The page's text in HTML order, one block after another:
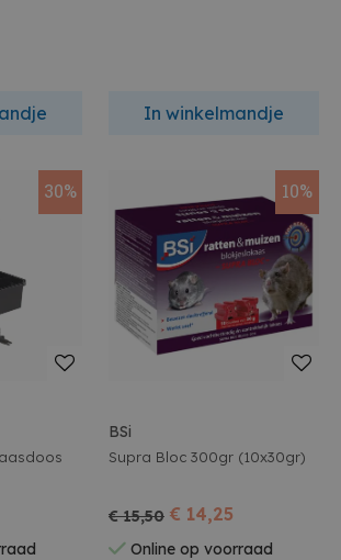
In winkelmandje
30% 10%
BSi
Supra Bloc 300gr (10x30gr)
€ 15,50 € 14,25
Online op voorraad